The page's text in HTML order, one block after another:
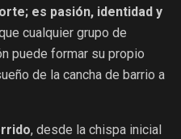
es pasión, identidad y
cualquier grupo de
puede formar su propio
de la cancha de barrio a
, desde la chispa inicial